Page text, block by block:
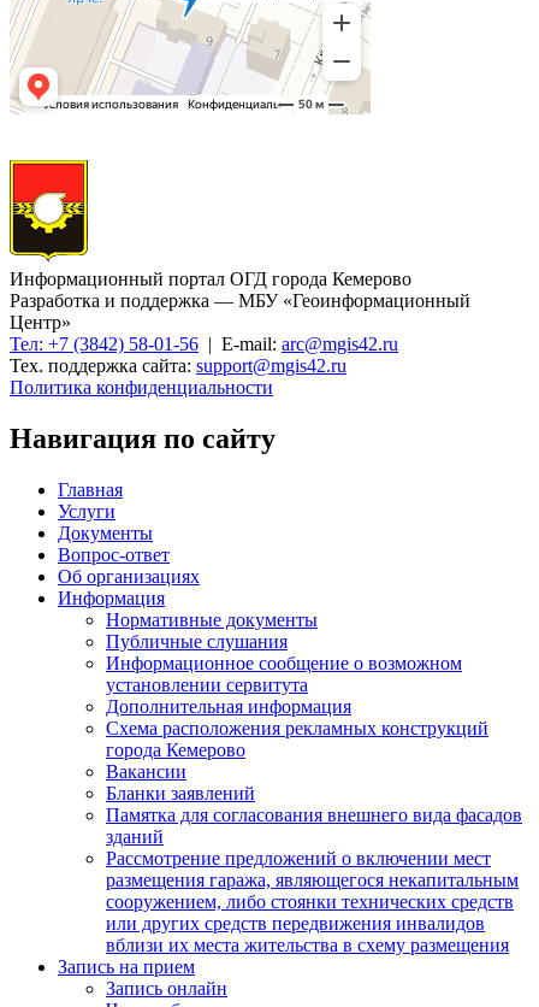
Информационный портал ОГД города Кемерово
Разработка и поддержка — МБУ «Геоинформационный
Центр»
Тел: +7 (3842) 58-01-56 | E-mail: arc@mgis42.ru
Тех. поддержка сайта: support@mgis42.ru
Политика конфиденциальности
Навигация по сайту
Главная
Услуги
Документы
Вопрос-ответ
Об организациях
Информация
Нормативные документы
Публичные слушания
Информационное сообщение о возможном
установлении сервитута
Дополнительная информация
Схема расположения рекламных конструкций
города Кемерово
Вакансии
Бланки заявлений
Памятка для согласования внешнего вида фасадов
зданий
Рассмотрение предложений о включении мест
размещения гаража, являющегося некапитальным
сооружением, либо стоянки технических средств
или других средств передвижения инвалидов
вблизи их места жительства в схему размещения
Запись на прием
Запись онлайн